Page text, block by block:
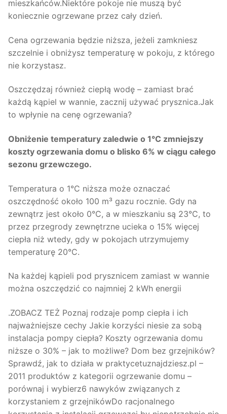
mieszkańców.Niektóre pokoje nie muszą być
koniecznie ogrzewane przez cały dzień.
Cena ogrzewania będzie niższa, jeżeli zamkniesz
szczelnie i obniżysz temperaturę w pokoju, z którego
nie korzystasz.
Oszczędzaj również ciepłą wodę – zamiast brać
każdą kąpiel w wannie, zacznij używać prysznica.Jak
to wpłynie na cenę ogrzewania?
Obniżenie temperatury zaledwie o 1°C zmniejszy
koszty ogrzewania domu o blisko 6% w ciągu całego
sezonu grzewczego.
Temperatura o 1°C niższa może oznaczać
oszczędność około 100 m³ gazu rocznie. Gdy na
zewnątrz jest około 0°C, a w mieszkaniu są 23°C, to
przez przegrody zewnętrzne ucieka o 15% więcej
ciepła niż wtedy, gdy w pokojach utrzymujemy
temperaturę 20°C.
Na każdej kąpieli pod prysznicem zamiast w wannie
można oszczędzić co najmniej 2 kWh energii
.ZOBACZ TEŻ Poznaj rodzaje pomp ciepła i ich
najważniejsze cechy Jakie korzyści niesie za sobą
instalacja pompy ciepła? Koszty ogrzewania domu
niższe o 30% – jak to możliwe? Dom bez grzejników?
Sprawdź, jak to działa w praktycetuznajdziesz.pl –
2011 produktów z kategorii ogrzewanie domu –
porównaj i wybierz6 nawyków związanych z
korzystaniem z grzejnikówDo racjonalnego